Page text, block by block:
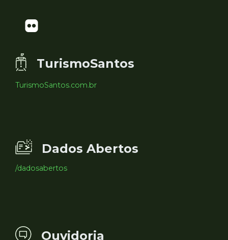
TurismoSantos
TurismoSantos.com.br
Dados Abertos
/dadosabertos
Ouvidoria